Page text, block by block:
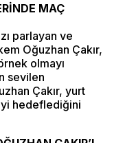
MAÇ
parlayan ve
Oğuzhan Çakır,
olmayı
sevilen
Çakır, yurt
hedeflediğini